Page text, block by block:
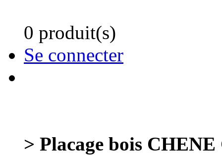
0 produit(s)
Se connecter
> Placage bois